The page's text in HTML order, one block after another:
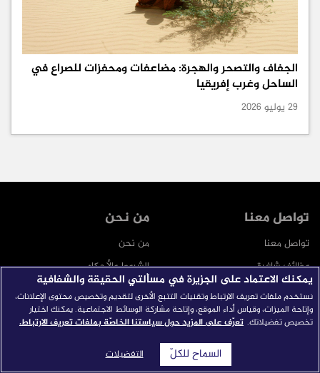
الجفاف والتصحر والهجرة: مضاعفات ومحفزات للصراع في
الساحل وغرب إفريقيا
29 يوليو 2026
من نحن
من نحن
الشروط والأحكام
سياسة الخصوصية
سياسة ملفات تعريف الارتباط
تواصل معنا
تواصل معنا
وظائف شاغرة
ترددات البث
النشرة الإخبارية
شبكتنا
يمكنك الاعتماد على الجزيرة في مسألتي الحقيقة والشفافية
نستخدم ملفات تعريف الارتباط وتقنيات التتبع الأخرى لتقديم وتخصيص محتوى الإعلانات،
وإتاحة الميزات، وقياس أداء الموقع، وإتاحة مشاركة الوسائط الاجتماعية. يمكنك اختيار
تخصيص تفضيلاتك. تعرّف على المزيد حول سياستنا الخاصّة بملفات تعريف الارتباط.
التفضيلات السماح للكلّ